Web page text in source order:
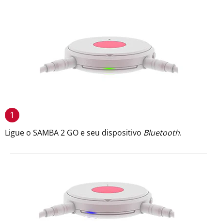
1
Ligue o SAMBA 2 GO e seu dispositivo Bluetooth.